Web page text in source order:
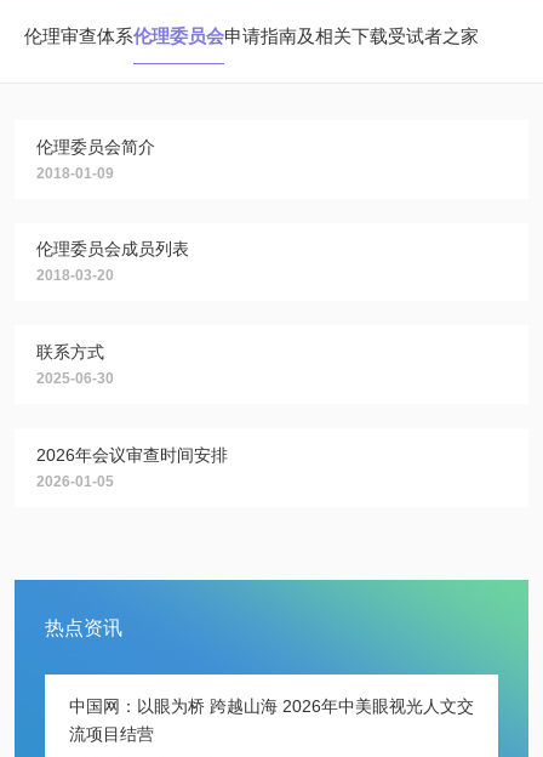
伦理审查体系伦理委员会申请指南及相关下载受试者之家
伦理委员会简介
2018-01-09
伦理委员会成员列表
2018-03-20
联系方式
2025-06-30
2026年会议审查时间安排
2026-01-05
热点资讯
中国网：以眼为桥 跨越山海 2026年中美眼视光人文交
流项目结营